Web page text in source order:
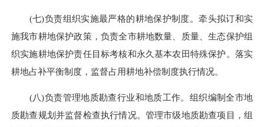
(七)负责组织实施最严格的耕地保护制度。牵头拟订和实
施我市耕地保护政策，负责全市耕地数量、质量、生态保护组
织实施耕地保护责任目标考核和永久基本农田特殊保护。落实
耕地占补平衡制度，监督占用耕地补偿制度执行情况。
(八)负责管理地质勘查行业和地质工作。组织编制全市地
质勘查规划并监督检查执行情况。管理市级地质勘查项目，组